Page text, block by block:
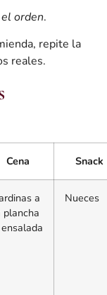
el orden.
repite la
reales.
Cena Snack
a
plancha
Nueces